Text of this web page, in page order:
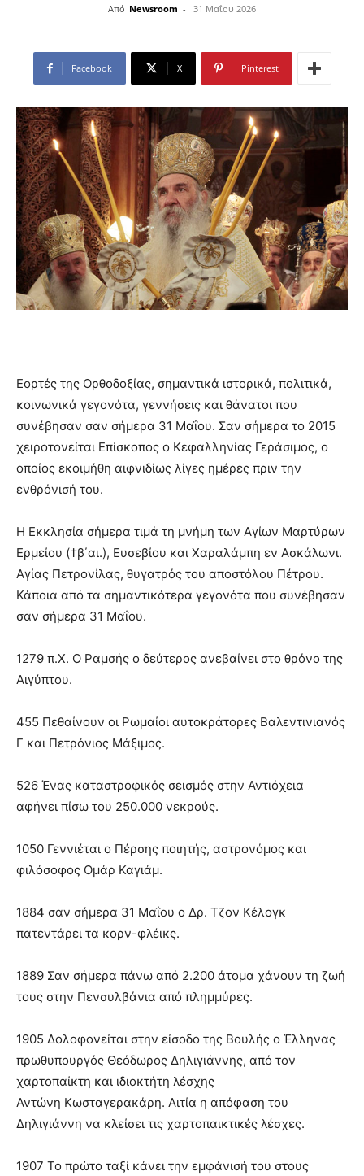
Από Newsroom - 31 Μαΐου 2026
Facebook X Pinterest
Εορτές της Ορθοδοξίας, σημαντικά ιστορικά, πολιτικά,
κοινωνικά γεγονότα, γεννήσεις και θάνατοι που
συνέβησαν σαν σήμερα 31 Μαΐου. Σαν σήμερα το 2015
χειροτονείται Επίσκοπος ο Κεφαλληνίας Γεράσιμος, ο
οποίος εκοιμήθη αιφνιδίως λίγες ημέρες πριν την
ενθρόνισή του.
Η Εκκλησία σήμερα τιμά τη μνήμη των Αγίων Μαρτύρων
Ερμείου (†β΄αι.), Ευσεβίου και Χαραλάμπη εν Ασκάλωνι.
Αγίας Πετρονίλας, θυγατρός του αποστόλου Πέτρου.
Κάποια από τα σημαντικότερα γεγονότα που συνέβησαν
σαν σήμερα 31 Μαΐου.
1279 π.Χ. Ο Ραμσής ο δεύτερος ανεβαίνει στο θρόνο της
Αιγύπτου.
455 Πεθαίνουν οι Ρωμαίοι αυτοκράτορες Βαλεντινιανός
Γ και Πετρόνιος Μάξιμος.
526 Ένας καταστροφικός σεισμός στην Αντιόχεια
αφήνει πίσω του 250.000 νεκρούς.
1050 Γεννιέται ο Πέρσης ποιητής, αστρονόμος και
φιλόσοφος Ομάρ Καγιάμ.
1884 σαν σήμερα 31 Μαΐου ο Δρ. Τζον Κέλογκ
πατεντάρει τα κορν-φλέικς.
1889 Σαν σήμερα πάνω από 2.200 άτομα χάνουν τη ζωή
τους στην Πενσυλβάνια από πλημμύρες.
1905 Δολοφονείται στην είσοδο της Βουλής ο Έλληνας
πρωθυπουργός Θεόδωρος Δηλιγιάννης, από τον
χαρτοπαίκτη και ιδιοκτήτη λέσχης
Αντώνη Κωσταγερακάρη. Αιτία η απόφαση του
Δηλιγιάννη να κλείσει τις χαρτοπαικτικές λέσχες.
1907 Το πρώτο ταξί κάνει την εμφάνισή του στους